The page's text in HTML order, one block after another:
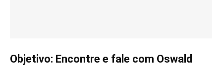
Objetivo: Encontre e fale com Oswald